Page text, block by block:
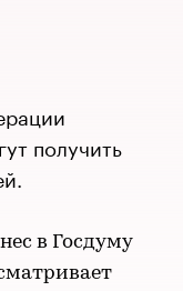
получить
в Госдуму